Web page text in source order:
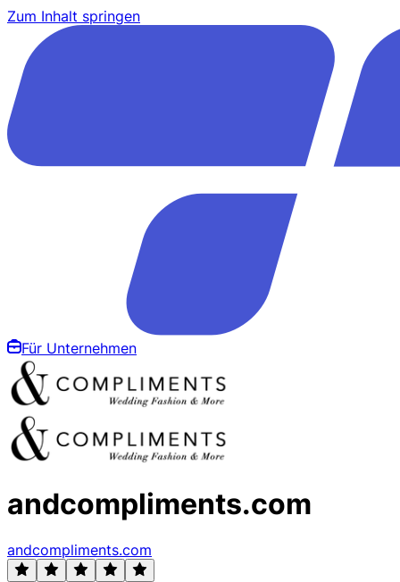
Zum Inhalt springen
Für Unternehmen
andcompliments.com
andcompliments.com